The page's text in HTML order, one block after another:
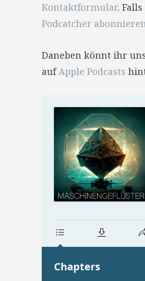
Kontaktformular.
Podcatcher
Daneben könnt ihr
aufApple Podcasts